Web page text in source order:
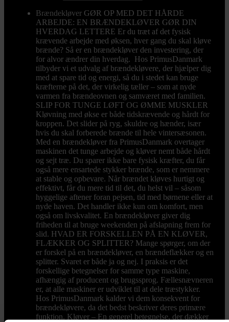
Brændekløver GØR OP MED DET HÅRDE
ARBEJDE: EN BRÆNDEKLØVER GØR DIN
HVERDAG LETTERE Er du træt af det fysisk
krævende arbejde med øksen, hver gang du skal kløve
brænde? Så er en brændekløver den investering, der
for alvor ændrer din hverdag. Hos PrimusDanmark
tilbyder vi et udvalg af brændekløvere, der hjælper dig
med at spare tid og energi, så du i stedet kan bruge
kræfterne på det, der virkelig tæller – som at nyde
varmen fra brændeovnen og samværet med familien.
SLIP FOR TUNGE LØFT OG ØMME MUSKLER
Kløvning med økse er både tidskrævende og hårdt for
kroppen. Det slider på ryg, skuldre og hænder, især
hvis du skal forberede brænde til hele vintersæsonen.
Med en brændekløver fra PrimusDanmark overtager
maskinen det tunge arbejde og kløver nemt både hårdt
og sejt træ. Du sparer ikke bare fysisk kræfter, du får
også mere ensartede stykker brænde, som er nemmere
at stable og opbevare. Når brændet kløves hurtigt og
effektivt, får du mere tid til det, du helst vil – såsom
hyggelige aftener foran pejsen, tid med børnene eller at
nyde haven. Det handler ikke kun om komfort, men
også om livskvalitet. En brændekløver giver dig
friheden til at bruge weekenden på afslapning frem for
slid. HVAD ER FORSKELLEN PÅ EN KLØVER,
FLÆKKER OG SPLITTER? Mange spørger, om der
er forskel på en brændekløver, en brændeflækker og en
splitter. Svaret er både ja og nej. I praksis er det
forskellige betegnelser for samme type maskine,
afhængig af producent og brugssprog. Fællesnævneren
er, at alle maskiner er udviklet til at dele træstykker.
Hos PrimusDanmark kalder vi dem konsekvent for
brændekløvere, da det bedst beskriver deres primære
funktion. Kløver – En generel betegnelse, der dækker